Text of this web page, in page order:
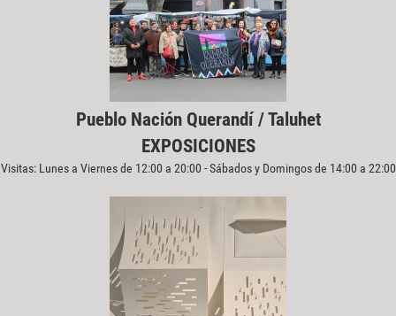
Pueblo Nación Querandí / Taluhet
EXPOSICIONES
Visitas: Lunes a Viernes de 12:00 a 20:00 - Sábados y Domingos de 14:00 a 22:00